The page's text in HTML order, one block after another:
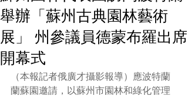
舉辦「蘇州古典園林藝術
展」 州參議員德蒙布羅出席
開幕式
（本報記者俄廣才攝影報導）應波特蘭
蘭蘇園邀請，以蘇州市園林和綠化管理